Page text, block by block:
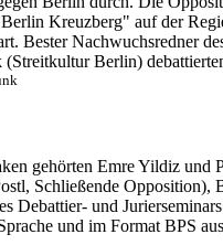
Kreuzberg" auf der
Nachwuchsredner
Berlin)
gehörten Emre Yildiz und
Schließende
und
und im Format BPS